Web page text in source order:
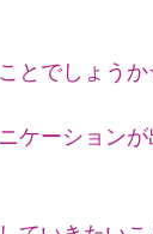
とでしょう
ケーション